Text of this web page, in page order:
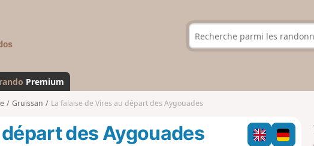
s
a
n
d
rando Premium
Gruissan La falaise de Vires au départ des Aygouades
des Aygouades